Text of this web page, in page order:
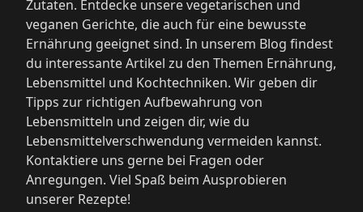
Zutaten. Entdecke unsere vegetarischen und
veganen Gerichte, die auch für eine bewusste
Ernährung geeignet sind. In unserem Blog findest
du interessante Artikel zu den Themen Ernährung,
Lebensmittel und Kochtechniken. Wir geben dir
Tipps zur richtigen Aufbewahrung von
Lebensmitteln und zeigen dir, wie du
Lebensmittelverschwendung vermeiden kannst.
Kontaktiere uns gerne bei Fragen oder
Anregungen. Viel Spaß beim Ausprobieren
unserer Rezepte!